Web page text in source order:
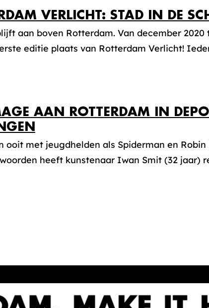
VERLICHT: STAD IN DE
aan boven Rotterdam. Van december 2020
editie plaats van Rotterdam Verlicht!
AAN ROTTERDAM IN
ooit met jeugdhelden als Spiderman en Robin
heeft kunstenaar Iwan Smit (32 jaar)